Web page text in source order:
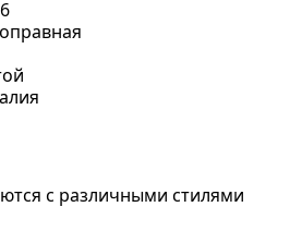
с различными стилями